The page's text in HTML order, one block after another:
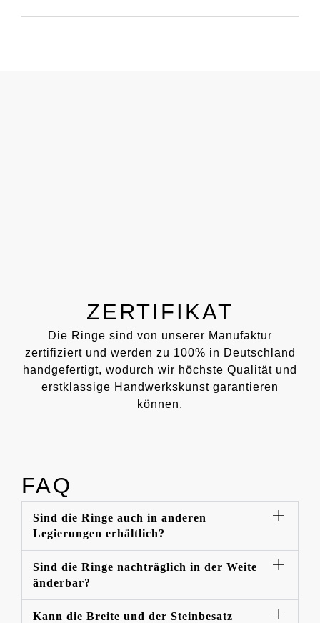
ZERTIFIKAT
Die Ringe sind von unserer Manufaktur
zertifiziert und werden zu 100% in Deutschland
handgefertigt, wodurch wir höchste Qualität und
erstklassige Handwerkskunst garantieren
können.
FAQ
Sind die Ringe auch in anderen
Legierungen erhältlich?
Sind die Ringe nachträglich in der Weite
änderbar?
Kann die Breite und der Steinbesatz